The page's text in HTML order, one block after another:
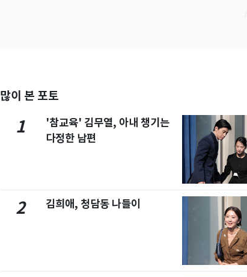
많이 본 포토
1
'참교육' 김무열, 아내 챙기는
다정한 남편
2 김희애, 청담동 나들이